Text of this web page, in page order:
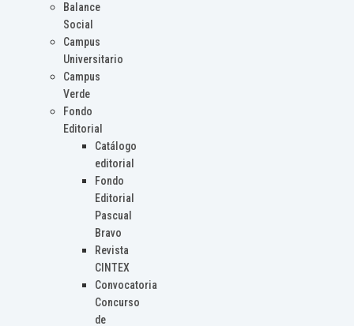
Balance
Social
Campus
Universitario
Campus
Verde
Fondo
Editorial
Catálogo
editorial
Fondo
Editorial
Pascual
Bravo
Revista
CINTEX
Convocatoria
Concurso
de